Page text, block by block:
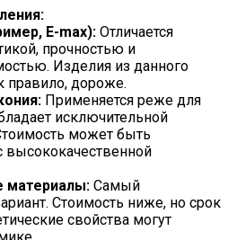
E-max): Отличается
прочностью и
Изделия из данного
правило, дороже.
Применяется реже для
исключительной
может быть
высококачественной
материалы: Самый
Стоимость ниже, но срок
свойства могут